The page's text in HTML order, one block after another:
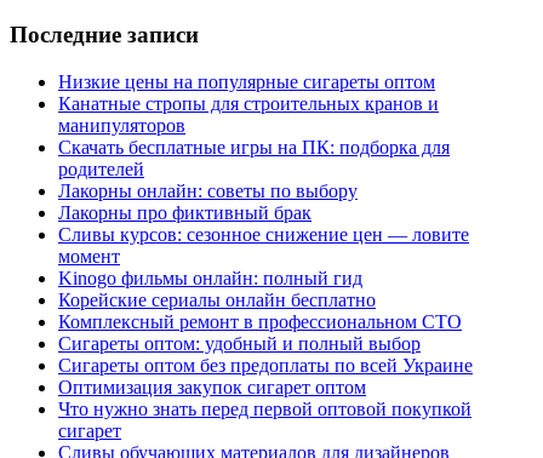
Последние записи
Низкие цены на популярные сигареты оптом
Канатные стропы для строительных кранов и
манипуляторов
Скачать бесплатные игры на ПК: подборка для
родителей
Лакорны онлайн: советы по выбору
Лакорны про фиктивный брак
Сливы курсов: сезонное снижение цен — ловите
момент
Kinogo фильмы онлайн: полный гид
Корейские сериалы онлайн бесплатно
Комплексный ремонт в профессиональном СТО
Сигареты оптом: удобный и полный выбор
Сигареты оптом без предоплаты по всей Украине
Оптимизация закупок сигарет оптом
Что нужно знать перед первой оптовой покупкой
сигарет
Сливы обучающих материалов для дизайнеров